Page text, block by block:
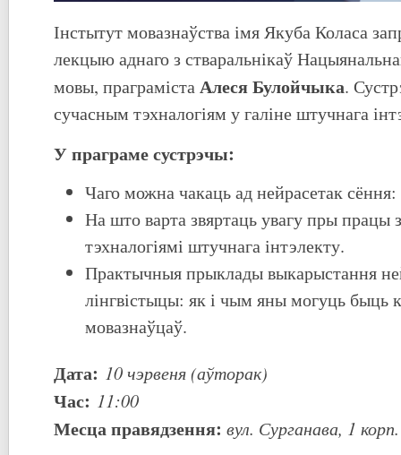
Інстытут мовазнаўства імя Якуба Коласа
лекцыю аднаго з стваральнікаў
мовы, праграмістаАлеся Булойчыка.
сучасным тэхналогіям у галіне штучнага
У праграме сустрэчы:
Чаго можна чакаць ад нейрасетак
На што варта звяртаць увагу пры працы
тэхналогіямі штучнага інтэлекту.
Практычныя прыклады выкарыстання
лінгвістыцы: як і чым яны могуць быць
мовазнаўцаў.
Дата: 10 чэрвеня (аўторак)
Час: 11:00
Месца правядзення: вул. Сурганава, 1